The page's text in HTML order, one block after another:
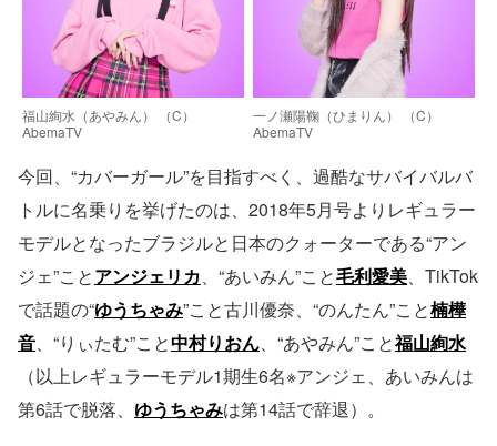
福山絢水（あやみん） （C）
AbemaTV
一ノ瀬陽鞠（ひまりん） （C）
AbemaTV
今回、“カバーガール”を目指すべく、過酷なサバイバルバ
トルに名乗りを挙げたのは、2018年5月号よりレギュラー
モデルとなったブラジルと日本のクォーターである“アン
ジェ”ことアンジェリカ、“あいみん”こと毛利愛美、TikTok
で話題の“ゆうちゃみ”こと古川優奈、“のんたん”こと楠樺
音、“りぃたむ”こと中村りおん、“あやみん”こと福山絢水
（以上レギュラーモデル1期生6名※アンジェ、あいみんは
第6話で脱落、 ゆうちゃみは第14話で辞退）。